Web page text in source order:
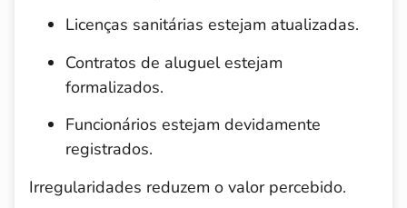
Licenças sanitárias estejam atualizadas.
Contratos de aluguel estejam
formalizados.
Funcionários estejam devidamente
registrados.
Irregularidades reduzem o valor percebido.